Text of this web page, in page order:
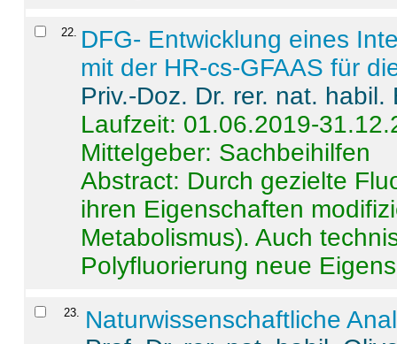
22
DFG- Entwicklung eines
mit der HR-cs-GFAAS für
Priv.-Doz. Dr. rer. nat.
Laufzeit: 01.06.2019-
Mittelgeber: Sachbeihilfen
Abstract: Durch gezielte
ihren Eigenschaften
Metabolismus). Auch
Polyfluorierung neue
23. Naturwissenschaftliche